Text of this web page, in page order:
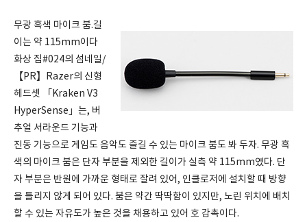
무광 흑색 마이크 붐.길
이는 약 115mm이다
화상 집#024의 섬네일/
【PR】Razer의 신형
헤드셋 「Kraken V3
HyperSense」는, 버
추얼 서라운드 기능과
진동 기능으로 게임도 음악도 즐길 수 있는 마이크 붐도 봐 두자. 무광 흑
색의 마이크 붐은 단자 부분을 제외한 길이가 실측 약 115mm였다. 단
자 부분은 반원에 가까운 형태로 잘려 있어, 인클로저에 설치할 때 방향
을 틀리지 않게 되어 있다. 붐은 약간 딱딱함이 있지만, 노린 위치에 배치
할 수 있는 자유도가 높은 것을 채용하고 있어 호 감촉이다.